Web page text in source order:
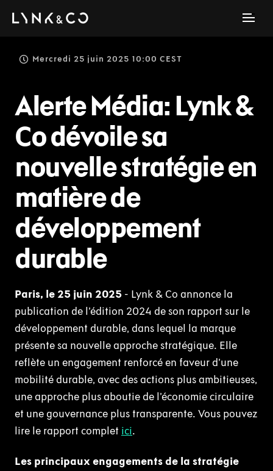
Mercredi 25 juin 2025 10:00 CEST
Alerte Média: Lynk &
Co dévoile sa
nouvelle stratégie en
matière de
développement
durable
Paris, le 25 juin 2025 - Lynk & Co annonce la
publication de l’édition 2024 de son rapport sur le
développement durable, dans lequel la marque
présente sa nouvelle approche stratégique. Elle
reflète un engagement renforcé en faveur d’une
mobilité durable, avec des actions plus ambitieuses,
une approche plus aboutie de l’économie circulaire
et une gouvernance plus transparente. Vous pouvez
lire le rapport complet ici.
Les principaux engagements de la stratégie